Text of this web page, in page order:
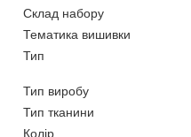
Склад набору
Тематика вишивки
Тип
Тип виробу
Тип тканини
Колір